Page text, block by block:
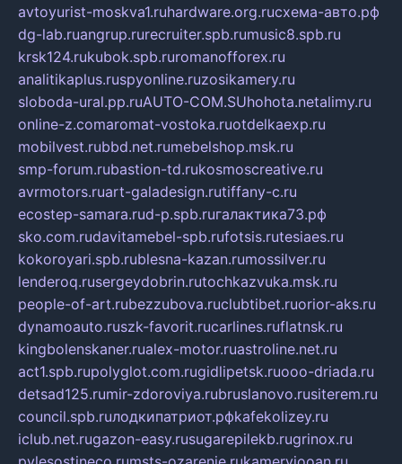
avtoyurist-moskva1.ruhardware.org.ruсхема-авто.рф
dg-lab.ruangrup.rurecruiter.spb.rumusic8.spb.ru
krsk124.rukubok.spb.ruromanofforex.ru
analitikaplus.ruspyonline.ruzosikamery.ru
sloboda-ural.pp.ruAUTO-COM.SUhohota.netalimy.ru
online-z.comaromat-vostoka.ruotdelkaexp.ru
mobilvest.rubbd.net.rumebelshop.msk.ru
smp-forum.rubastion-td.rukosmoscreative.ru
avrmotors.ruart-galadesign.rutiffany-c.ru
ecostep-samara.rud-p.spb.ruгалактика73.рф
sko.com.rudavitamebel-spb.rufotsis.rutesiaes.ru
kokoroyari.spb.rublesna-kazan.rumossilver.ru
lenderoq.rusergeydobrin.rutochkazvuka.msk.ru
people-of-art.rubezzubova.ruclubtibet.ruorior-aks.ru
dynamoauto.ruszk-favorit.rucarlines.ruflatnsk.ru
kingbolenskaner.rualex-motor.ruastroline.net.ru
act1.spb.rupolyglot.com.rugidlipetsk.ruooo-driada.ru
detsad125.rumir-zdoroviya.rubruslanovo.rusiterem.ru
council.spb.ruлодкипатриот.рфkafekolizey.ru
iclub.net.rugazon-easy.rusugarepilekb.rugrinox.ru